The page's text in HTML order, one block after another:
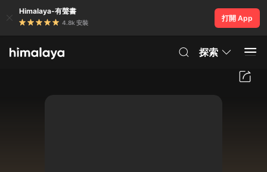
Himalaya-有聲書
4.8k 安裝
打開 App
探索